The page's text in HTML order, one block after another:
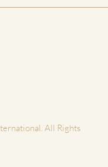
All Rights